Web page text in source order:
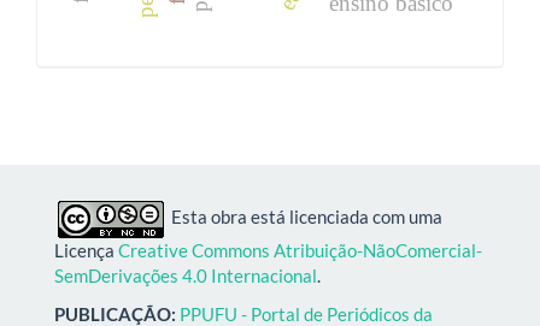
Esta obra está licenciada com uma
Licença Creative Commons Atribuição-NãoComercial-
SemDerivações 4.0 Internacional.
PUBLICAÇÃO: PPUFU - Portal de Periódicos da